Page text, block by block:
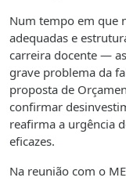
Num tempo em que
adequadas e
carreira docente —
grave problema da
proposta de
confirmar
reafirma a urgência
eficazes.
Na reunião com o